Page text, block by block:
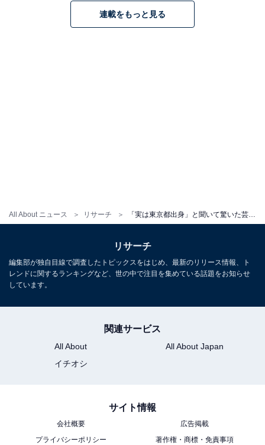
All About ニュース リサーチ
出身だと思った（20代女性／東京都）」「サーフィンを
しているので海に近い所の出身かと思っていたから（30
曲をリリースしたほか、冠番組『SMAP×SMAP』（フジ
テレビ系）などバラエティ番組でも活躍し、国民的アイ
ョン』『HERO』（全てフジテレビ系）などで主演を務
めました。撮影で使用したアイテムや髪形が大流行する
など、誰もが憧れる存在となった木村さん。2023年4月
の第一線で活躍しています。
連載をもっと見る
リサーチ
編集部が独自目線で調査したトピックスをはじめ、最新のリリース情報、ト
レンドに関するランキングなど、世の中で注目を集めている話題をお知らせ
しています。
関連サービス
All About
All About Japan
イチオシ
サイト情報
会社概要
広告掲載
プライバシーポリシー
著作権・商標・免責事項